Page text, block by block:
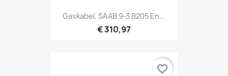
Gaskabel, SAAB 9-3 B205 En...
€ 310,97
favorite_border